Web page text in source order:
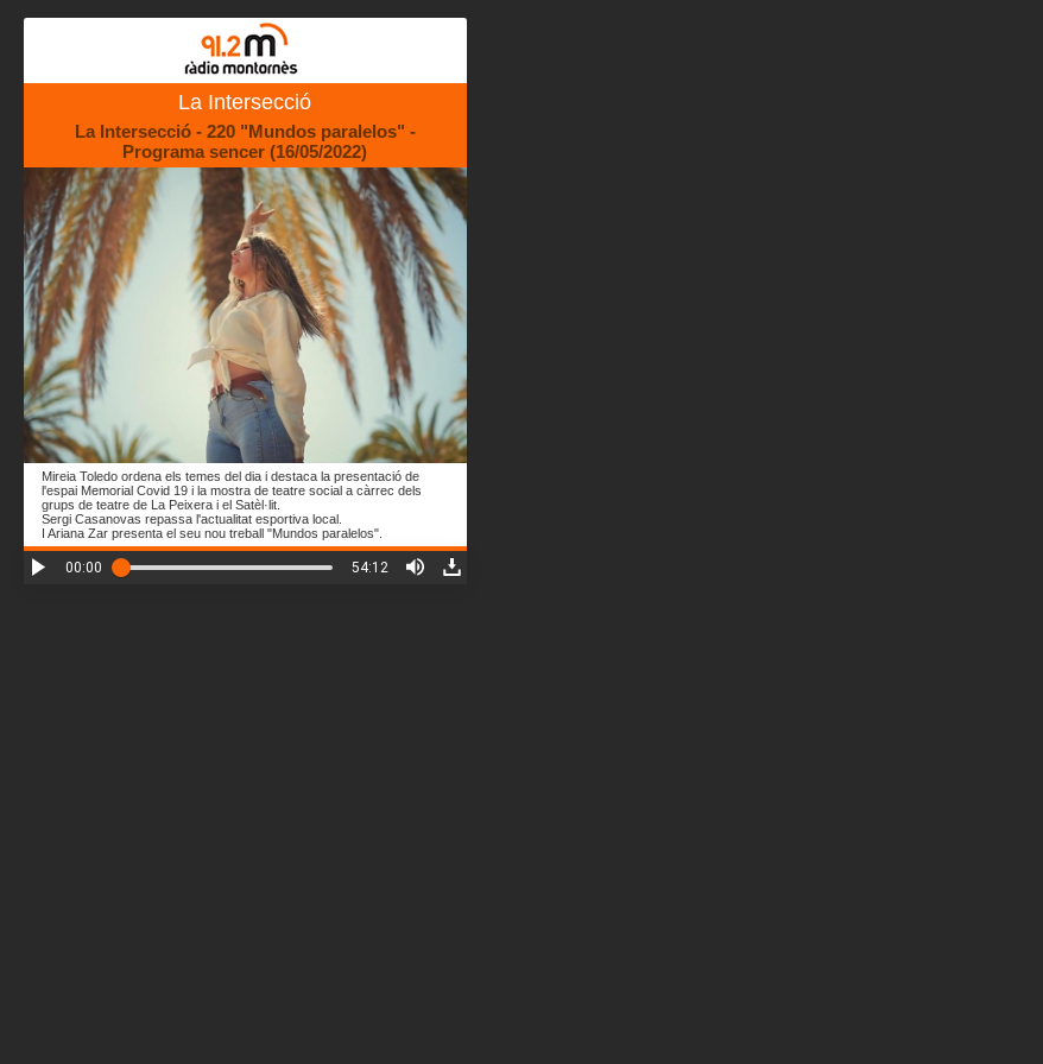
La Intersecció
La Intersecció - 220 "Mundos paralelos" -
Programa sencer (16/05/2022)
Mireia Toledo ordena els temes del dia i destaca la presentació de
l'espai Memorial Covid 19 i la mostra de teatre social a càrrec dels
grups de teatre de La Peixera i el Satèl·lit.
Sergi Casanovas repassa l'actualitat esportiva local.
I Ariana Zar presenta el seu nou treball "Mundos paralelos".
00:00 54:12